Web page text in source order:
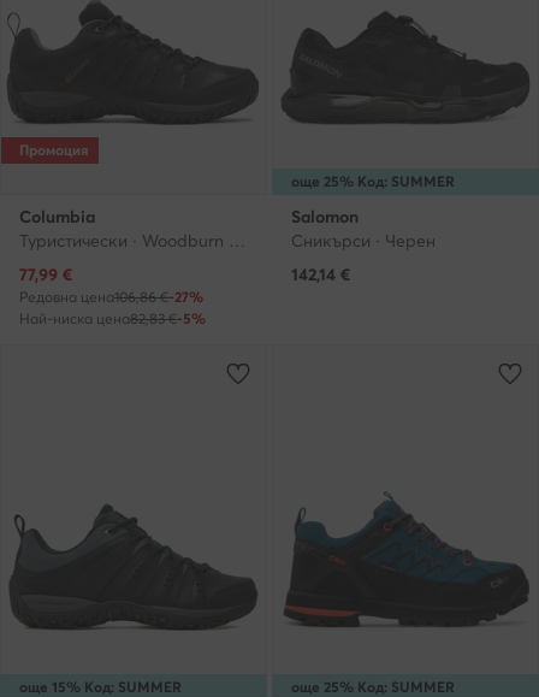
Промоция
Columbia
Туристически · Woodburn II Waterproof 1553001 · Черен
Актуална цена
77,99 €
Редовна цена106,86 €-27%
Най-ниска цена82,83 €-5%
още 25% Код: SUMMER
Salomon
Сникърси · Черен
142,14 €
още 15% Код: SUMMER още 25% Код: SUMMER